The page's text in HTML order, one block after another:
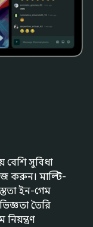
সুবিধা
করুন। মাল্টি-
ইন-গেম
তৈরি